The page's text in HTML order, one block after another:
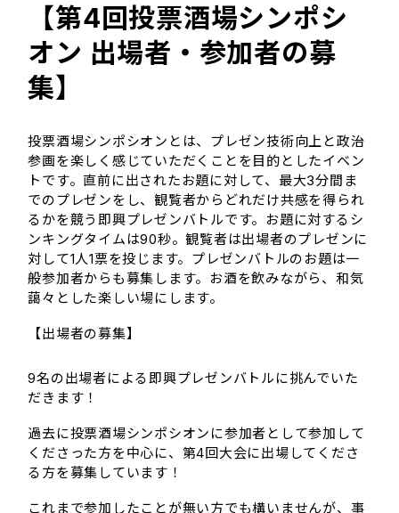
【第4回投票酒場シンポシ
オン 出場者・参加者の募
集】
投票酒場シンポシオンとは、プレゼン技術向上と政治
参画を楽しく感じていただくことを目的としたイベン
トです。直前に出されたお題に対して、最大3分間ま
でのプレゼンをし、観覧者からどれだけ共感を得られ
るかを競う即興プレゼンバトルです。お題に対するシ
ンキングタイムは90秒。観覧者は出場者のプレゼンに
対して1人1票を投じます。プレゼンバトルのお題は一
般参加者からも募集します。お酒を飲みながら、和気
藹々とした楽しい場にします。
【出場者の募集】
9名の出場者による即興プレゼンバトルに挑んでいた
だきます！
過去に投票酒場シンポシオンに参加者として参加して
くださった方を中心に、第4回大会に出場してくださ
る方を募集しています！
これまで参加したことが無い方でも構いませんが、事